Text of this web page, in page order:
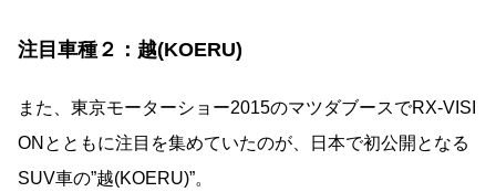
注目車種２：越(KOERU)
また、東京モーターショー2015のマツダブースでRX-VISI
ONとともに注目を集めていたのが、日本で初公開となる
SUV車の”越(KOERU)”。